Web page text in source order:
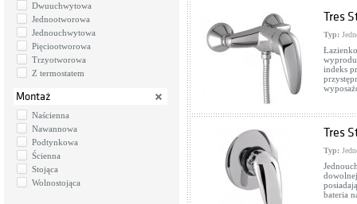
Dwuuchwytowa
Jednootworowa
Jednouchwytowa
Pięciootworowa
Trzyotworowa
Z termostatem
Montaż
Naścienna
Nawannowa
Podtynkowa
Ścienna
Stojąca
Wolnostojąca
Tres
Typ:
indeks
Tres
Typ:
bateria